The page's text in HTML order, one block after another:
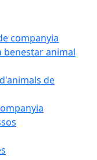
companyia
benestar animal
de